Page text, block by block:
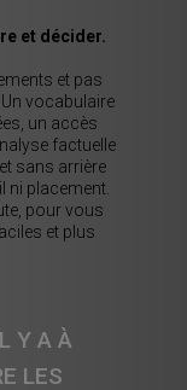
et décider.
et pas
vocabulaire
un accès
factuelle
sans arrière
ni placement.
pour vous
et plus
Y A À
LES